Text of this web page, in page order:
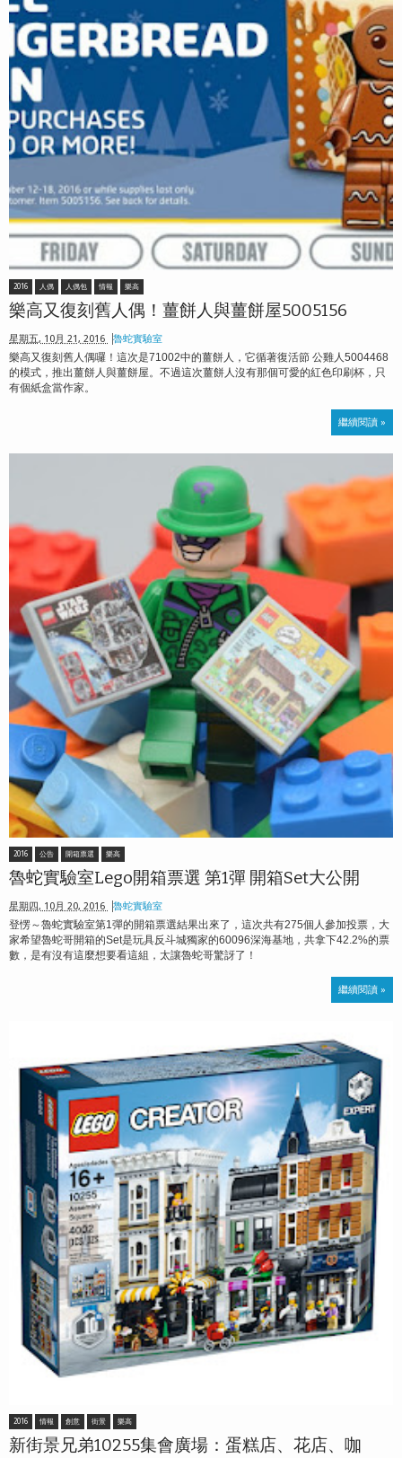
2016 人偶 人偶包 情報 樂高
樂高又復刻舊人偶！薑餅人與薑餅屋5005156
星期五, 10月 21, 2016 魯蛇實驗室
樂高又復刻舊人偶囉！這次是71002中的薑餅人，它循著復活節 公雞人5004468
的模式，推出薑餅人與薑餅屋。不過這次薑餅人沒有那個可愛的紅色印刷杯，只
有個紙盒當作家。
繼續閱讀 »
2016 公告 開箱票選 樂高
魯蛇實驗室Lego開箱票選 第1彈 開箱Set大公開
星期四, 10月 20, 2016 魯蛇實驗室
登愣～魯蛇實驗室第1彈的開箱票選結果出來了，這次共有275個人參加投票，大
家希望魯蛇哥開箱的Set是玩具反斗城獨家的60096深海基地，共拿下42.2%的票
數，是有沒有這麼想要看這組，太讓魯蛇哥驚訝了！
繼續閱讀 »
2016 情報 創意 街景 樂高
新街景兄弟10255集會廣場：蛋糕店、花店、咖